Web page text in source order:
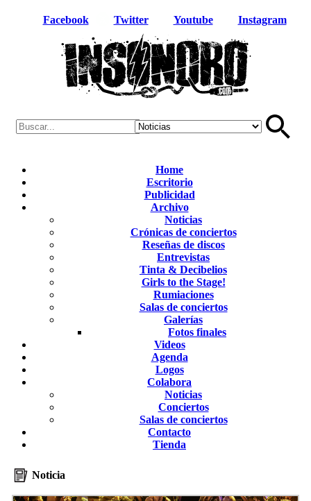
Facebook Twitter Youtube Instagram
Home
Escritorio
Publicidad
Archivo
Noticias
Crónicas de conciertos
Reseñas de discos
Entrevistas
Tinta & Decibelios
Girls to the Stage!
Rumiaciones
Salas de conciertos
Galerías
Fotos finales
Videos
Agenda
Logos
Colabora
Noticias
Conciertos
Salas de conciertos
Contacto
Tienda
Noticia